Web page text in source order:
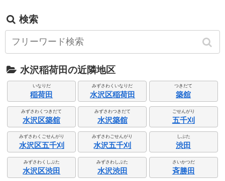
検索
水沢稲荷田の近隣地区
いなりだ
稲荷田
みずさわくいなりだ
水沢区稲荷田
つきだて
築舘
みずさわくつきだて
水沢区築舘
みずさわつきだて
水沢築舘
ごせんがり
五千刈
みずさわくごせんがり
水沢区五千刈
みずさわごせんがり
水沢五千刈
しぶた
渋田
みずさわくしぶた
水沢区渋田
みずさわしぶた
水沢渋田
さいかつだ
斉勝田